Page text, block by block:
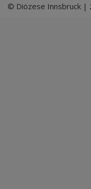
© Diözese Innsbruck |